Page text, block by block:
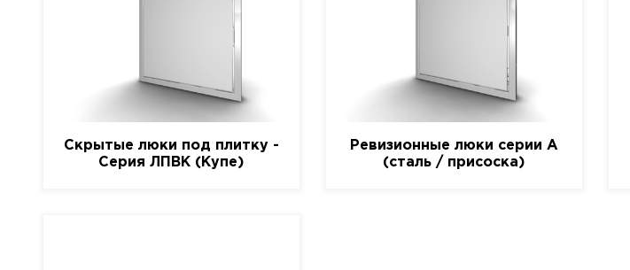
Скрытые люки под плитку -
Серия ЛПВК (Купе)
Ревизионные люки серии A
(сталь / присоска)